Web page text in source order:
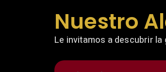
Nuestro
Le invitamos a descubrir